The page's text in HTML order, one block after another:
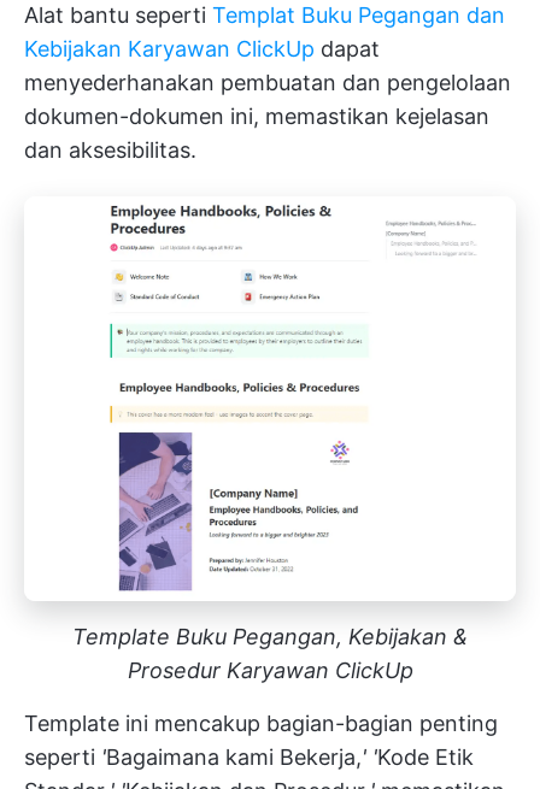
Alat bantu seperti Templat Buku Pegangan dan
Kebijakan Karyawan ClickUp dapat
menyederhanakan pembuatan dan pengelolaan
dokumen-dokumen ini, memastikan kejelasan
dan aksesibilitas.
Template Buku Pegangan, Kebijakan &
Prosedur Karyawan ClickUp
Template ini mencakup bagian-bagian penting
seperti 'Bagaimana kami Bekerja,' 'Kode Etik